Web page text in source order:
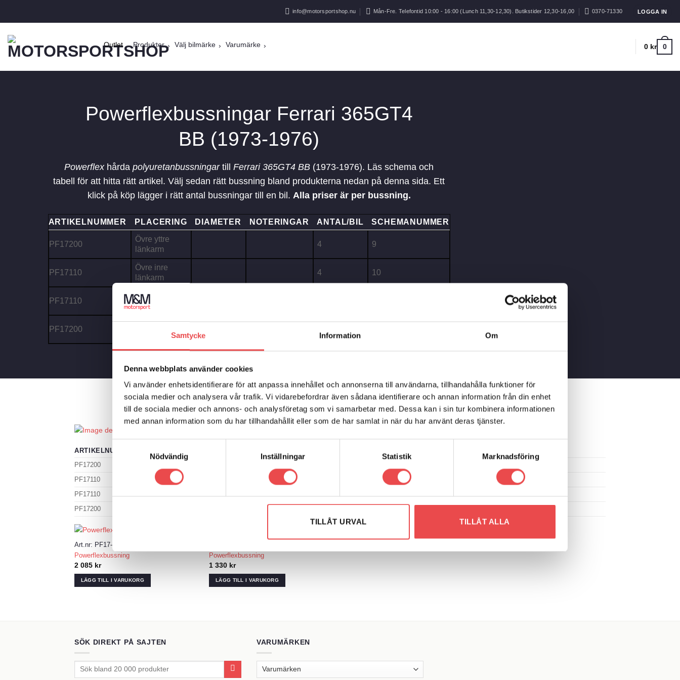
Samtycke Information Om
Denna webbplats använder cookies
Vi använder enhetsidentifierare för att anpassa innehållet och annonserna till användarna, tillhandahålla funktioner för
sociala medier och analysera vår trafik. Vi vidarebefordrar även sådana identifierare och annan information från din enhet
till de sociala medier och annons- och analysföretag som vi samarbetar med. Dessa kan i sin tur kombinera informationen
med annan information som du har tillhandahållit eller som de har samlat in när du har använt deras tjänster.
Nödvändig
Inställningar Statistik Marknadsföring
TILLÅT URVAL TILLÅT ALLA
info@motorsportshop.nu Mån-Fre. Telefontid 10:00 - 16:00 (Lunch 11,30-12,30). Butikstider 12,30-16,00 0370-71330 LOGGA IN
Outlet Produkter Välj bilmärke Varumärke 0 kr 0
Powerflexbussningar Ferrari 365GT4
BB (1973-1976)
Powerflex hårda polyuretanbussningar till Ferrari 365GT4 BB (1973-1976). Läs schema och
tabell för att hitta rätt artikel. Välj sedan rätt bussning bland produkterna nedan på denna sida. Ett
klick på köp lägger i rätt antal bussningar till en bil. Alla priser är per bussning.
ARTIKELNUMMER PLACERING DIAMETER NOTERINGAR ANTAL/BIL SCHEMANUMMER
PF17200
Övre yttre
länkarm
4 9
PF17110
Övre inre
länkarm
4 10
PF17110
Nedre inre
länkarm
PF17200
Nedre yttre
ARTIKELNUMMER
PF17200
PF17110 Övre inre länkarm 10
PF17110 Nedre inre länkarm - 4 11
PF17200
Art.nr: PF17-200
Powerflexbussning
2 085 kr
LÄGG TILL I VARUKORG
Powerflexbussning
1 330 kr
LÄGG TILL I VARUKORG
SÖK DIREKT PÅ SAJTEN
Sök
VARUMÄRKEN